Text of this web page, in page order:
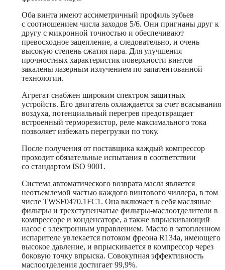
Оба винта имеют ассиметричный профиль зубьев
с соотношением числа заходов 5/6. Они пригнаны друг к
другу с микронной точностью и обеспечивают
превосходное зацепление, а следовательно, и очень
высокую степень сжатия пара. Для улучшения
прочностных характеристик поверхности винтов
закалены лазерным излучением по запатентованной
технологии.
Агрегат снабжен широким спектром защитных
устройств. Его двигатель охлаждается за счет всасывания
воздуха, потенциальный перегрев предотвращает
встроенный терморезистор, реле максимального тока
позволяет избежать перегрузки по току.
После получения от поставщика каждый компрессор
проходит обязательные испытания в соответствии
со стандартом ISO 9001.
Система автоматического возврата масла является
неотъемлемой частью каждого винтового чиллера, в том
числе TWSF0470.1FC1. Она включает в себя масляные
фильтры и трехступенчатые фильтры-маслоотделители в
компрессоре и конденсаторе, а также впрыскивающий
насос с электронным управлением. Масло в затопленном
испарителе увлекается потоком фреона R134a, имеющего
высокое давление, и впрыскивается в компрессор через
боковую точку впрыска. Совокупная эффективность
маслоотделения достигает 99,9%.